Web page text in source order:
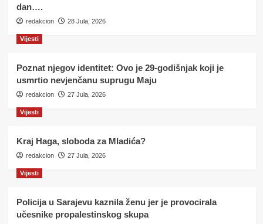
dan….
redakcion 28 Jula, 2026
Vijesti
Poznat njegov identitet: Ovo je 29-godišnjak koji je
usmrtio nevjenčanu suprugu Maju
redakcion 27 Jula, 2026
Vijesti
Kraj Haga, sloboda za Mladića?
redakcion 27 Jula, 2026
Vijesti
Policija u Sarajevu kaznila ženu jer je provocirala
učesnike propalestinskog skupa